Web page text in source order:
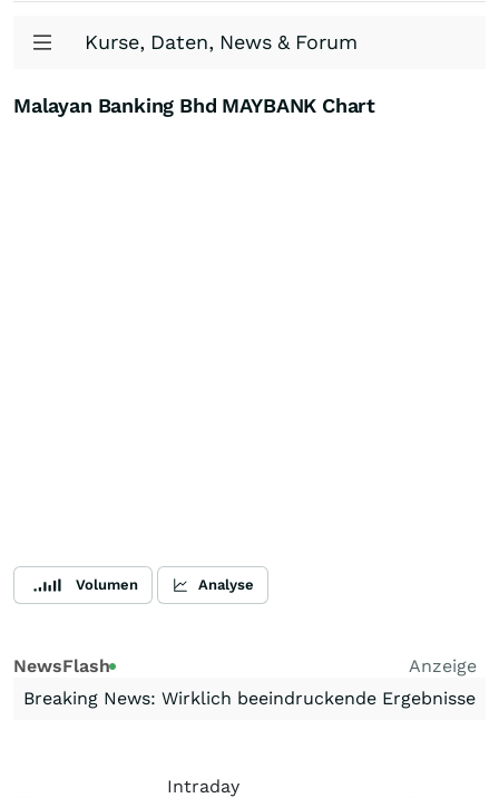
Kurse, Daten, News & Forum
Malayan Banking Bhd MAYBANK Chart
Volumen Analyse
NewsFlash
Anzeige
Breaking News: Wirklich beeindruckende Ergebnisse
Intraday